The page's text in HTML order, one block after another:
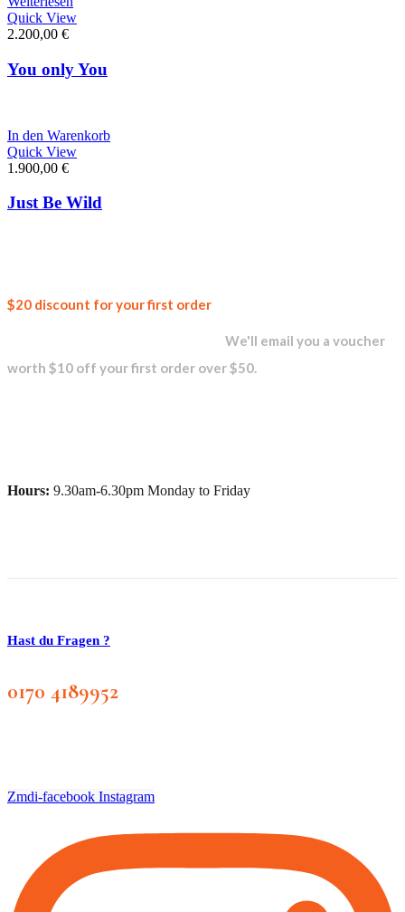
Quick View
2.200,00 €
You only You
In den Warenkorb
Quick View
1.900,00 €
Just Be Wild
$20 discount for your first order
We'll email you a voucher
worth $10 off your first order over $50.
Hours: 9.30am-6.30pm Monday to Friday
Hast du Fragen ?
0170 4189952
Zmdi-facebook Instagram